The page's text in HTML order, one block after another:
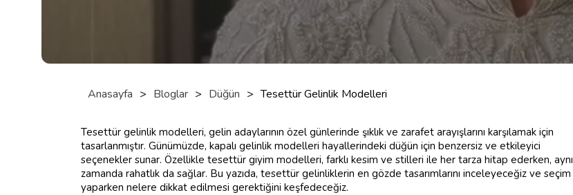
Anasayfa > Bloglar > Düğün > Tesettür Gelinlik Modelleri
Tesettür gelinlik modelleri, gelin adaylarının özel günlerinde şıklık ve zarafet arayışlarını karşılamak için
tasarlanmıştır. Günümüzde, kapalı gelinlik modelleri hayallerindeki düğün için benzersiz ve etkileyici
seçenekler sunar. Özellikle tesettür giyim modelleri, farklı kesim ve stilleri ile her tarza hitap ederken, aynı
zamanda rahatlık da sağlar. Bu yazıda, tesettür gelinliklerin en gözde tasarımlarını inceleyeceğiz ve seçim
yaparken nelere dikkat edilmesi gerektiğini keşfedeceğiz.